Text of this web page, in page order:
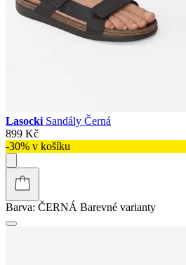
Lasocki Sandály Černá
899 Kč
-30% v košíku
Barva: ČERNÁ Barevné varianty